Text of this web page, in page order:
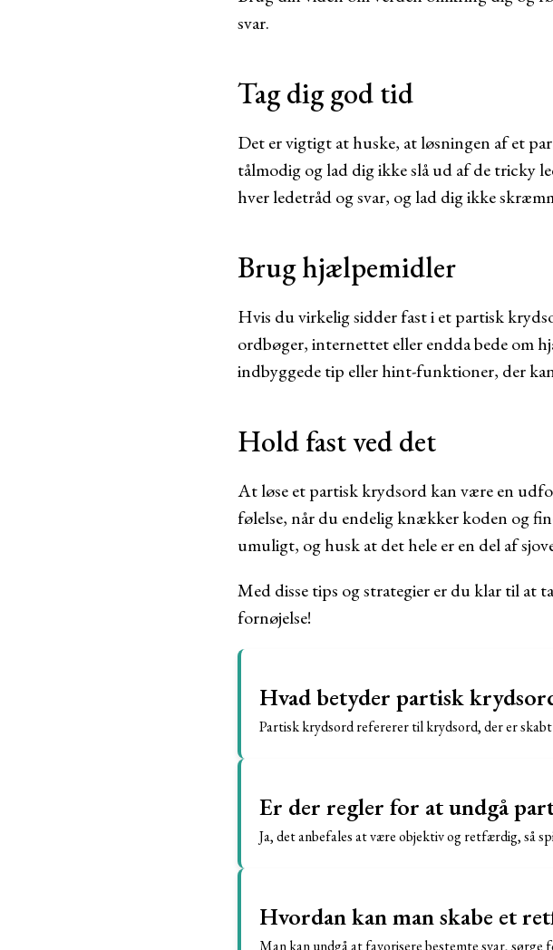
svar.
Tag dig god tid
Det er vigtigt at huske, at løsningen af et
tålmodig og lad dig ikke slå ud af de tricky
hver ledetråd og svar, og lad dig ikke
Brug hjælpemidler
Hvis du virkelig sidder fast i et partisk
ordbøger, internettet eller endda bede om
indbyggede tip eller hint-funktioner, der
Hold fast ved det
At løse et partisk krydsord kan være en
følelse, når du endelig knækker koden og
umuligt, og husk at det hele er en del af
Med disse tips og strategier er du klar til at
fornøjelse!
Hvad betyder partisk
Partisk krydsord refererer til krydsord, der er
Er der regler for at undgå
Ja, det anbefales at være objektiv og retfærdig, så
Hvordan kan man skabe et
Man kan undgå at favorisere bestemte svar,